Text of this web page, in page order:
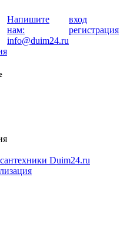
Напишите
нам:
info@duim24.ru
вход
регистрация